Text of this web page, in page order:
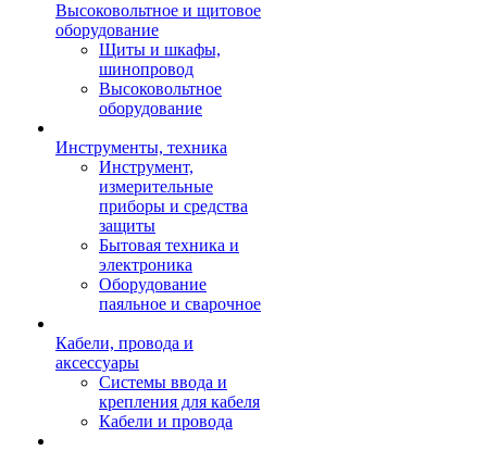
Высоковольтное и щитовое
оборудование
Щиты и шкафы,
шинопровод
Высоковольтное
оборудование
Инструменты, техника
Инструмент,
измерительные
приборы и средства
защиты
Бытовая техника и
электроника
Оборудование
паяльное и сварочное
Кабели, провода и
аксессуары
Системы ввода и
крепления для кабеля
Кабели и провода